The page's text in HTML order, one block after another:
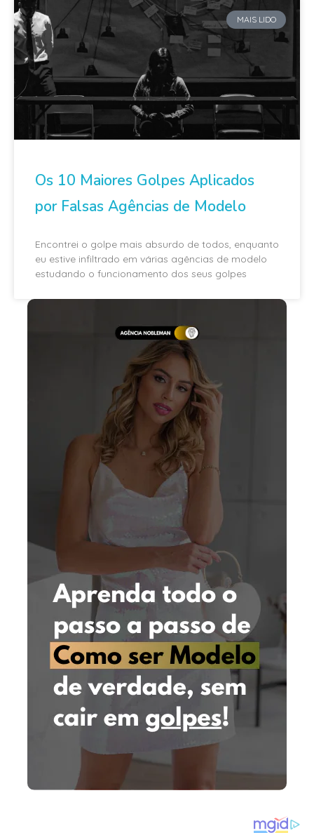
MAIS LIDO
Os 10 Maiores Golpes Aplicados
por Falsas Agências de Modelo
Encontrei o golpe mais absurdo de todos, enquanto
eu estive infiltrado em várias agências de modelo
estudando o funcionamento dos seus golpes